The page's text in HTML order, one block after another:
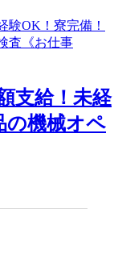
支給！未経
の機械オペ